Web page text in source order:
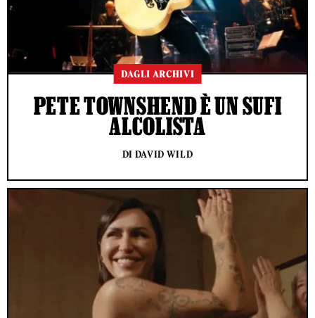
DAGLI ARCHIVI
PETE TOWNSHEND È UN SUFI
ALCOLISTA
DI DAVID WILD